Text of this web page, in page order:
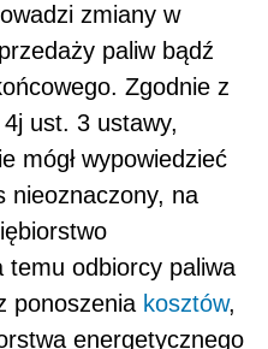
zmiany w
paliw bądź
Zgodnie z
ust. 3 ustawy,
mógł wypowiedzieć
nieoznaczony, na
odbiorcy paliwa
ponoszenia kosztów,
energetycznego